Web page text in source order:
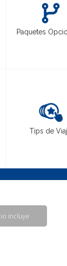
Paquetes
Tips de
incluye